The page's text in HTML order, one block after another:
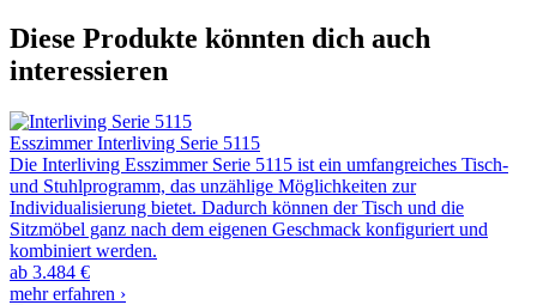
Diese Produkte könnten dich auch
interessieren
EsszimmerInterliving Serie 5115
Die Interliving Esszimmer Serie 5115 ist ein umfangreiches Tisch-
und Stuhlprogramm, das unzählige Möglichkeiten zur
Individualisierung bietet. Dadurch können der Tisch und die
Sitzmöbel ganz nach dem eigenen Geschmack konfiguriert und
kombiniert werden.
ab 3.484 €
mehr erfahren ›